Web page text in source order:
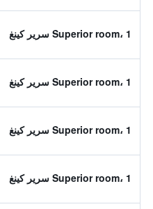
Superior room، 1 سرير كينغ
Superior room، 1 سرير كينغ
Superior room، 1 سرير كينغ
Superior room، 1 سرير كينغ